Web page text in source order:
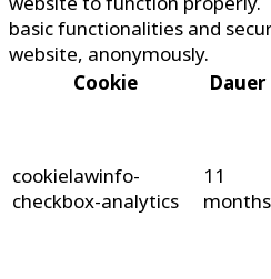
basic functionalities and
website, anonymously.
Cookie
Dauer
cookielawinfo-
checkbox-analytics
11
months